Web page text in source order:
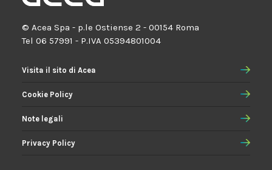
© Acea Spa - p.le Ostiense 2 - 00154 Roma
Tel 06 57991 - P.IVA 05394801004
Visita il sito di Acea
Cookie Policy
Note legali
Privacy Policy